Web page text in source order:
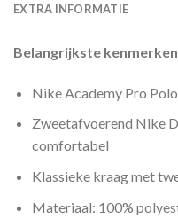
EXTRA INFORMATIE
Belangrijkste
Nike Academy Pro
Zweetafvoerend Nike
comfortabel
Klassieke kraag met
Materiaal: 100%